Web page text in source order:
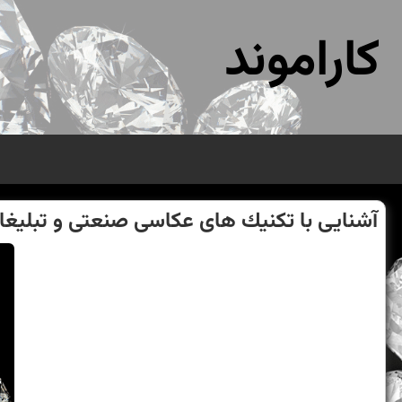
کاراموند
آشنایی با تكنیك های عكاسی صنعتی و